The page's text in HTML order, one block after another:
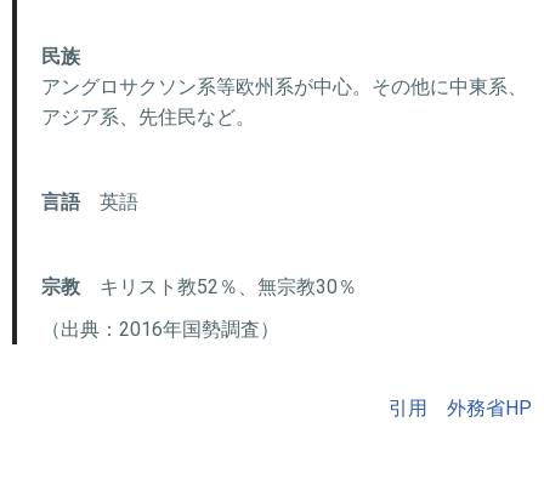
民族
アングロサクソン系等欧州系が中心。その他に中東系、
アジア系、先住民など。
言語 英語
宗教 キリスト教52％、無宗教30％
（出典：2016年国勢調査）
引用 外務省HP